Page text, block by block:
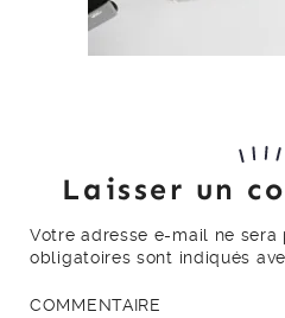
Laisser un
Votre adresse e-mail ne sera
obligatoires sont indiqués
COMMENTAIRE